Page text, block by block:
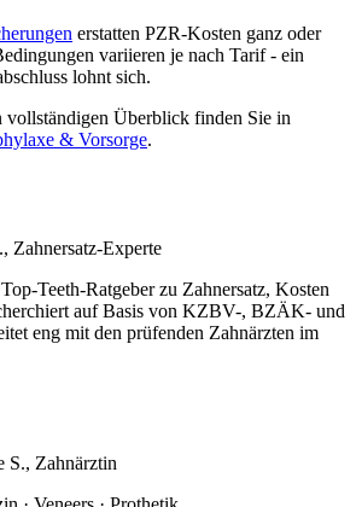
erstatten PZR-Kosten ganz oder
variieren je nach Tarif - ein
lohnt sich.
vollständigen Überblick finden Sie in
& Vorsorge.
, Zahnersatz-Experte
Teeth-Ratgeber zu Zahnersatz, Kosten
auf Basis von KZBV-, BZÄK- und
eng mit den prüfenden Zahnärzten im
S., Zahnärztin